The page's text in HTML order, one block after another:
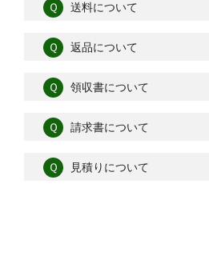
Ｑ 送料について
Ｑ 返品について
Ｑ 領収書について
Ｑ 請求書について
Ｑ 見積りについて